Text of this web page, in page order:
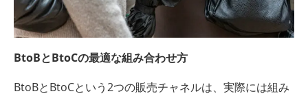
BtoBとBtoCの最適な組み合わせ方
BtoBとBtoCという2つの販売チャネルは、実際には組み